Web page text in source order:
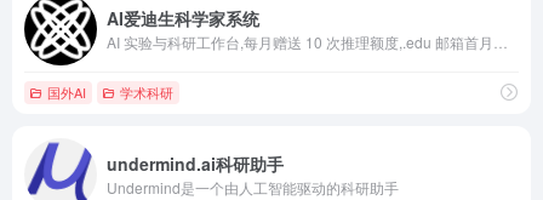
AI爱迪生科学家系统
国外AI 学术科研
undermind.ai科研助手
Undermind是一个由人工智能驱动的科研助手